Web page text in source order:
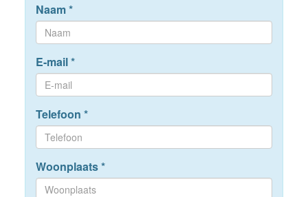
Naam*
E-mail*
Telefoon *
Woonplaats*